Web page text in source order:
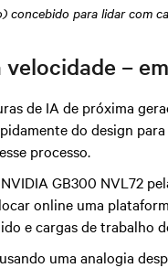
concebido para lidar com
velocidade –
de IA de próxima
do design
processo.
GB300 NVL72
online uma
e cargas de trabalho
uma analogia